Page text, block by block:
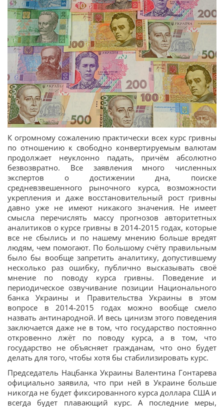
К огромному сожалению практически всех курс гривны
по отношению к свободно конвертируемым валютам
продолжает неуклонно падать, причём абсолютно
безвозвратно. Все заявления много численных
экспертов о достижении дна, поиске
средневзвешенного рыночного курса, возможности
укрепления и даже восстановительный рост гривны
давно уже не имеют никакого значения. Не имеет
смысла перечислять массу прогнозов авторитетных
аналитиков о курсе гривны в 2014-2015 годах, которые
все не сбылись и по нашему мнению больше вредят
людям, чем помогают. По большому счёту правильным
было бы вообще запретить аналитику, допустившему
несколько раз ошибку, публично высказывать своё
мнение по поводу курса гривны. Поведение и
периодическое озвучивание позиции Национального
банка Украины и Правительства Украины в этом
вопросе в 2014-2015 годах можно вообще смело
назвать антинародной. И весь цинизм этого поведения
заключается даже не в том, что государство постоянно
откровенно лжёт по поводу курса, а в том, что
государство не объясняет гражданам, что оно будет
делать для того, чтобы хотя бы стабилизировать курс.
Председатель Нацбанка Украины Валентина Гонтарева
официально заявила, что при ней в Украине больше
никогда не будет фиксированного курса доллара США и
всегда будет плавающий курс. А последние меры,